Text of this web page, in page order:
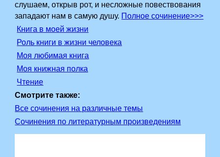
слушаем, открыв рот, и несложные повествования
западают нам в самую душу. Полное сочинение>>>
Книга в моей жизни
Роль книги в жизни человека
Моя любимая книга
Моя книжная полка
Чтение
Смотрите также:
Все сочинения на различные темы
Сочинения по литературным произведениям